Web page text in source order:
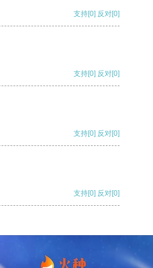
支持[0] 反对[0]
支持[0] 反对[0]
支持[0] 反对[0]
支持[0] 反对[0]